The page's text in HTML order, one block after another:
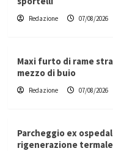
Redazione 07/08/2026
Maxi furto di rame
mezzo di buio
Redazione 07/08/2026
Parcheggio ex
rigenerazione